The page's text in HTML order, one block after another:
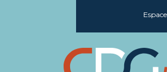
Espace